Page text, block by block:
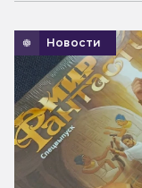
Новости